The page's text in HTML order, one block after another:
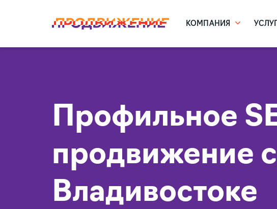
КОМПАНИЯ
Профильное
продвижение
Владивостоке